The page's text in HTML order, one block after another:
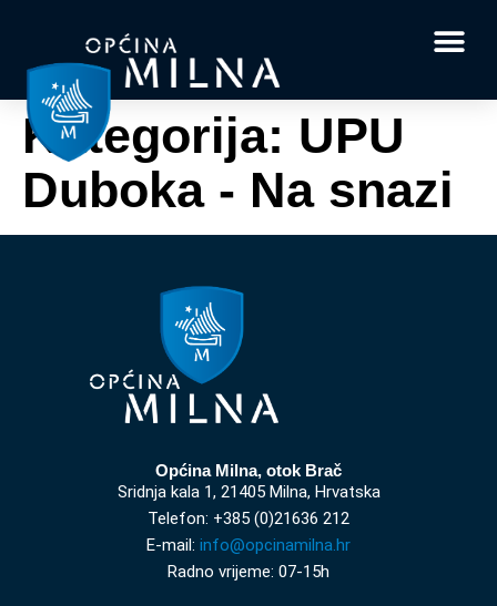
Kategorija: UPU
Duboka - Na snazi
Općina Milna, otok Brač
Sridnja kala 1, 21405 Milna, Hrvatska
Telefon: +385 (0)21636 212
E-mail: info@opcinamilna.hr
Radno vrijeme: 07-15h